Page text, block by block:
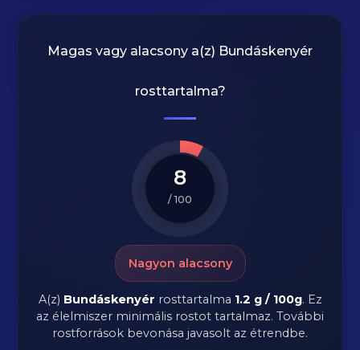
Magas vagy alacsony a(z) Bundáskenyér
rosttartalma?
8
/ 100
Nagyon alacsony
A(z) Bundáskenyér rosttartalma 1.2 g / 100g. Ez
az élelmiszer minimális rostot tartalmaz. További
rostforrások bevonása javasolt az étrendbe.